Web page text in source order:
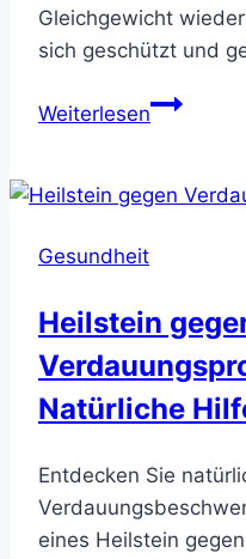
Gleichgewicht
sich geschützt und
WeiterlesenHeilstein
–
Gesundheit
Heilstein
Natürliche
Entdecken Sie
eines Heilstein